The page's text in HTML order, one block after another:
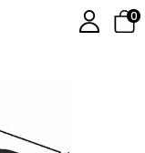
0